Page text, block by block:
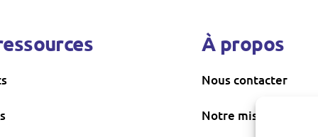
À propos
Nous contacter
Notre mission